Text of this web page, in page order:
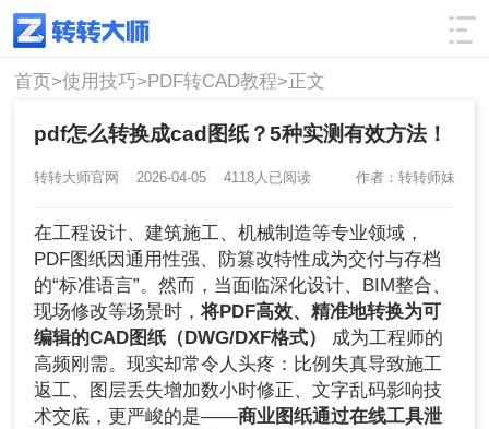
使用技巧 筛选
首页>使用技巧>PDF转CAD教程>正文
pdf怎么转换成cad图纸？5种实测有效方法！
转转大师官网 2026-04-05 4118人已阅读 作者：转转师妹
在工程设计、建筑施工、机械制造等专业领域，
PDF图纸因通用性强、防篡改特性成为交付与存档
的“标准语言”。然而，当面临深化设计、BIM整合、
现场修改等场景时，将PDF高效、精准地转换为可
编辑的CAD图纸（DWG/DXF格式）
成为工程师的
高频刚需。现实却常令人头疼：比例失真导致施工
返工、图层丢失增加数小时修正、文字乱码影响技
术交底，更严峻的是——商业图纸通过在线工具泄